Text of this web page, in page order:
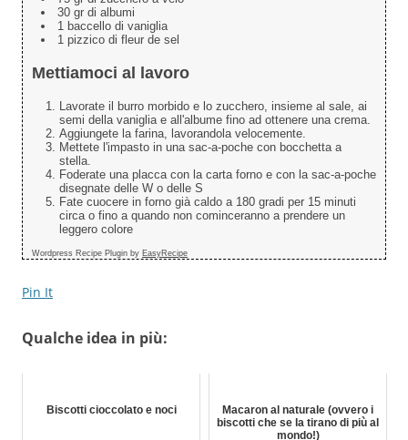
30 gr di albumi
1 baccello di vaniglia
1 pizzico di fleur de sel
Mettiamoci al lavoro
Lavorate il burro morbido e lo zucchero, insieme al sale, ai
semi della vaniglia e all'albume fino ad ottenere una crema.
Aggiungete la farina, lavorandola velocemente.
Mettete l'impasto in una sac-a-poche con bocchetta a
stella.
Foderate una placca con la carta forno e con la sac-a-poche
disegnate delle W o delle S
Fate cuocere in forno già caldo a 180 gradi per 15 minuti
circa o fino a quando non cominceranno a prendere un
leggero colore
Wordpress Recipe Plugin by EasyRecipe
Pin It
Qualche idea in più:
Biscotti cioccolato e noci
Macaron al naturale (ovvero i
biscotti che se la tirano di più al
mondo!)